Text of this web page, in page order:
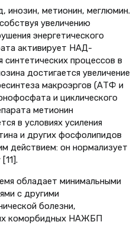
инозин, метионин, меглюмин.
увеличению
энергетического
активирует НАД-
процессов в
достигается увеличение
макроэргов (АТФ и
и циклического
метионин
в условиях усиления
и других фосфолипидов
действием: он нормализует
обладает минимальными
с другими
болезни,
коморбидных НАЖБП